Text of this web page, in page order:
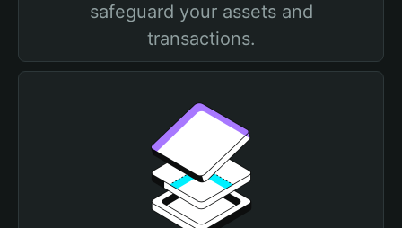
safeguard your assets and
transactions.